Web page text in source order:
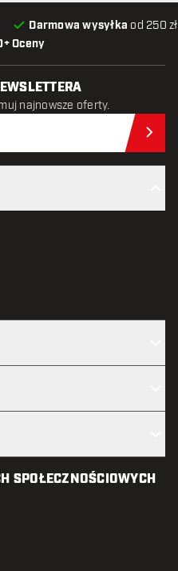
Oceny
Darmowa wysyłka od 250
najnowsze oferty.
SPOŁECZNOŚCIOWYCH